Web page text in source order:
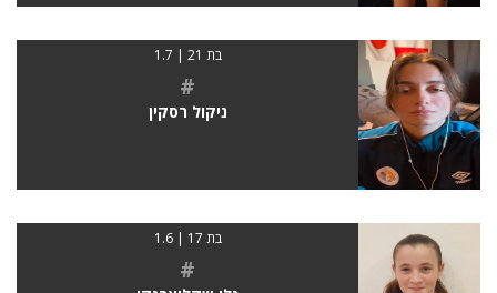
בת 21 | 1.7
#
ניקול רסקין
בת 17 | 1.6
#